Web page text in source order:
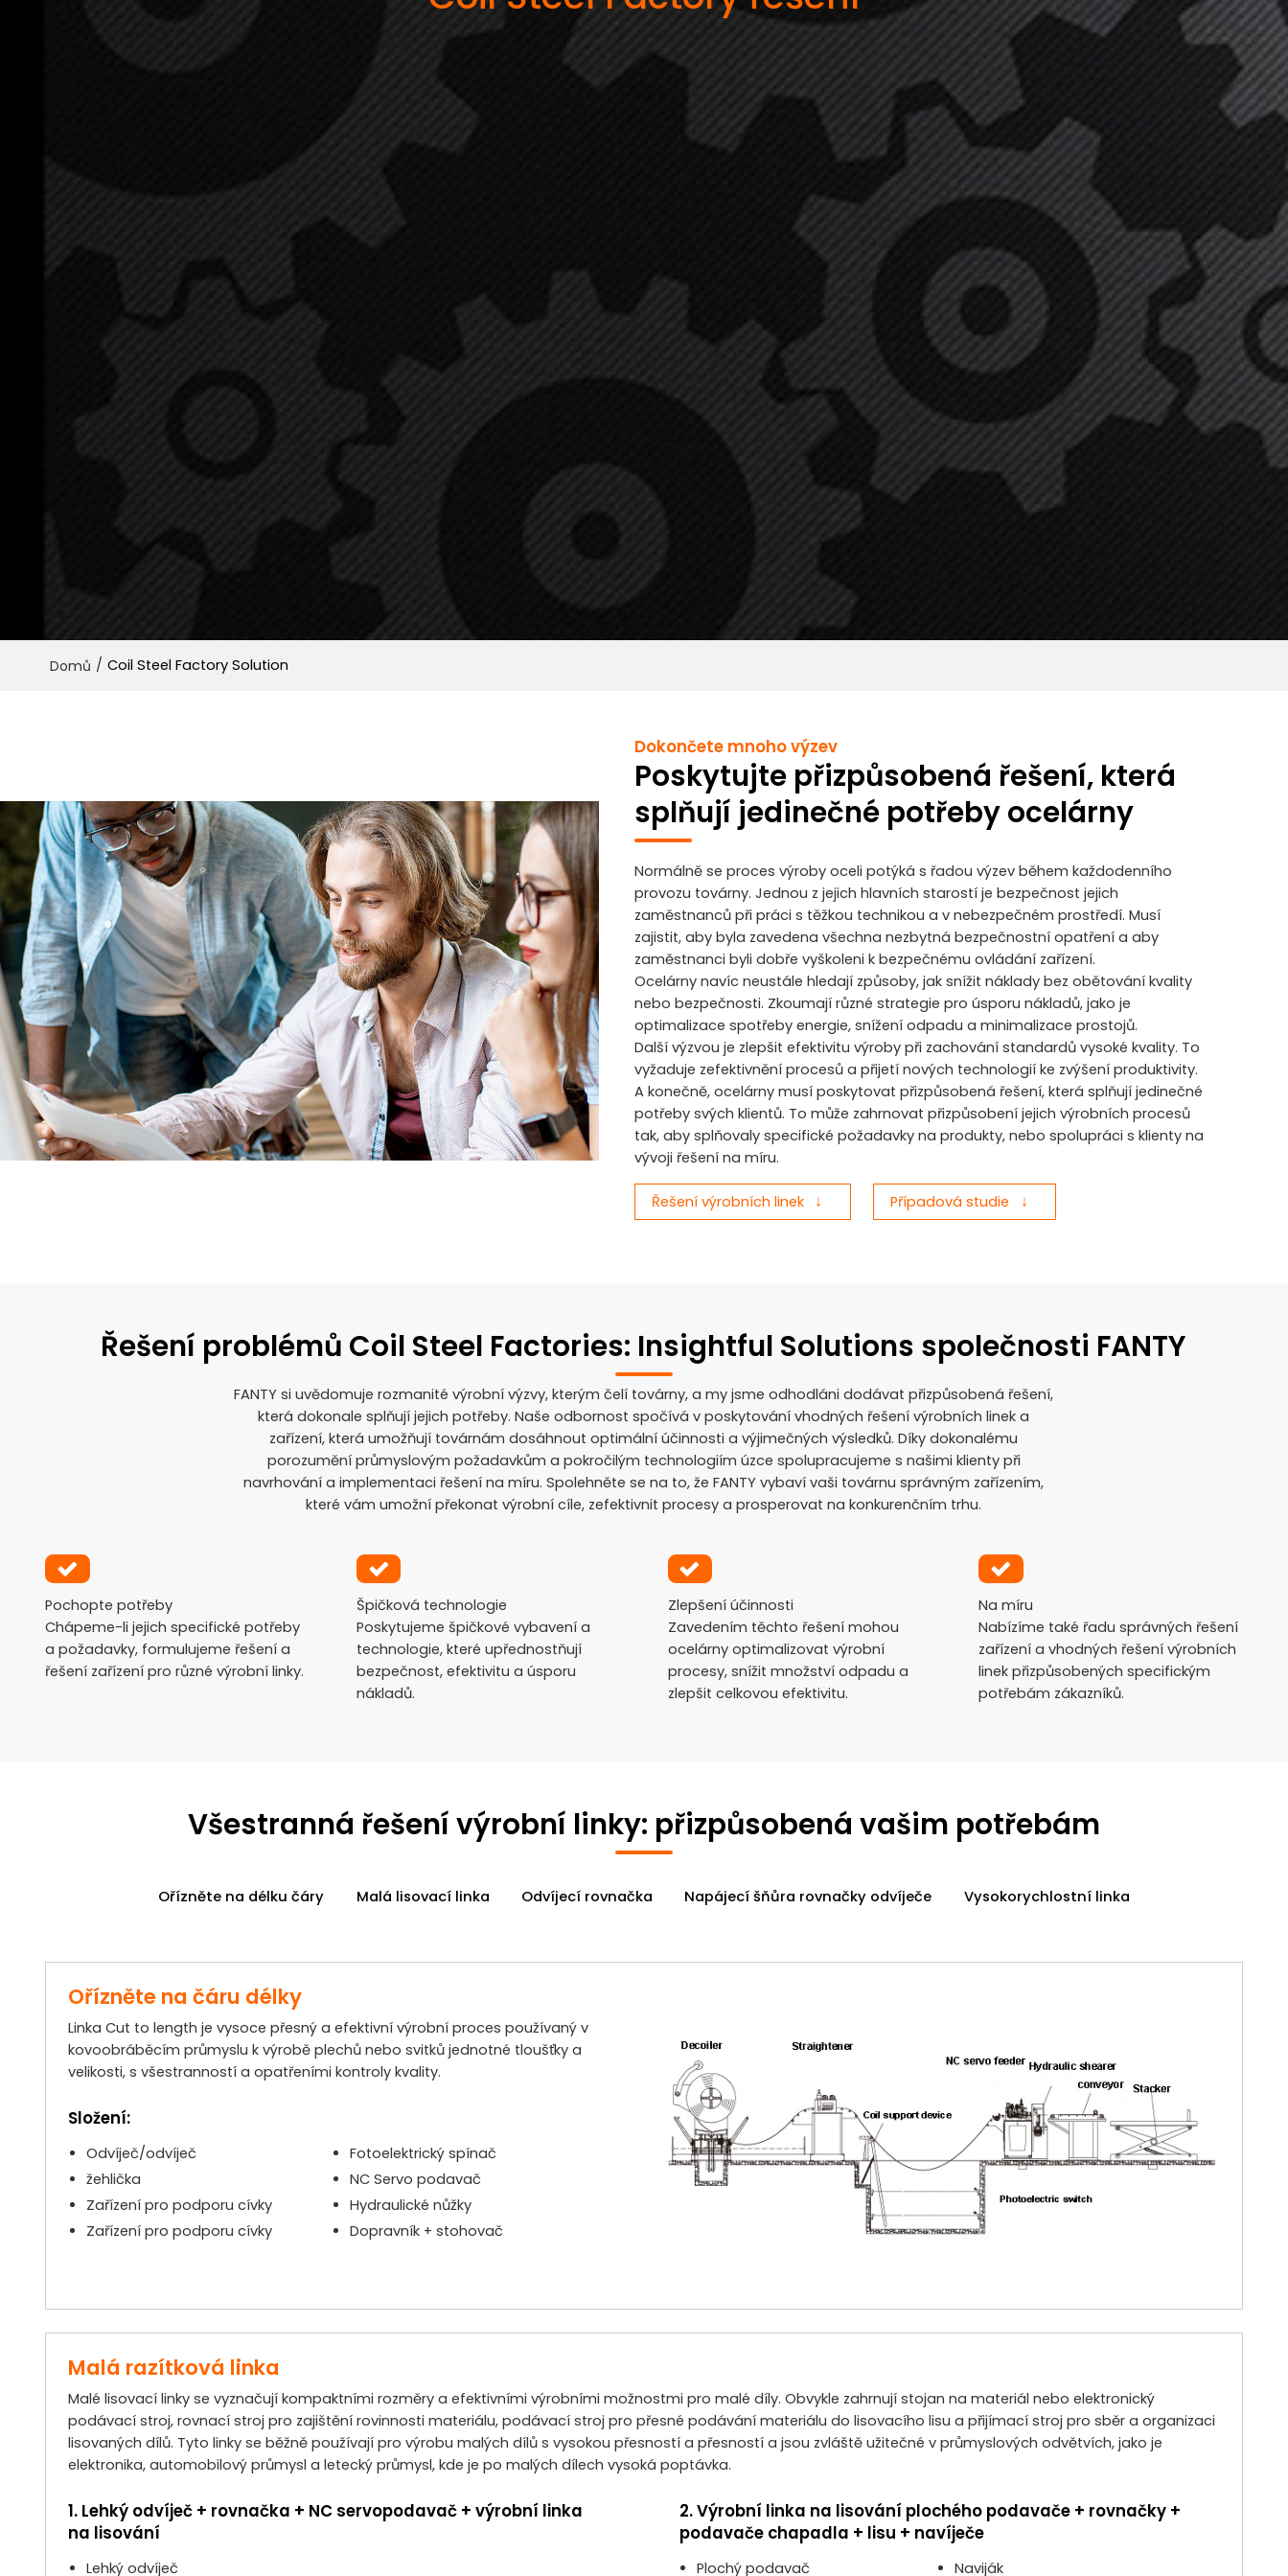
Domů / Coil Steel Factory Solution
Dokončete mnoho výzev
Poskytujte přizpůsobená řešení, která
splňují jedinečné potřeby ocelárny
Normálně se proces výroby oceli potýká s řadou výzev během každodenního
provozu továrny. Jednou z jejich hlavních starostí je bezpečnost jejich
zaměstnanců při práci s těžkou technikou a v nebezpečném prostředí. Musí
zajistit, aby byla zavedena všechna nezbytná bezpečnostní opatření a aby
zaměstnanci byli dobře vyškoleni k bezpečnému ovládání zařízení.
Ocelárny navíc neustále hledají způsoby, jak snížit náklady bez obětování kvality
nebo bezpečnosti. Zkoumají různé strategie pro úsporu nákladů, jako je
optimalizace spotřeby energie, snížení odpadu a minimalizace prostojů.
Další výzvou je zlepšit efektivitu výroby při zachování standardů vysoké kvality. To
vyžaduje zefektivnění procesů a přijetí nových technologií ke zvýšení produktivity.
A konečně, ocelárny musí poskytovat přizpůsobená řešení, která splňují jedinečné
potřeby svých klientů. To může zahrnovat přizpůsobení jejich výrobních procesů
tak, aby splňovaly specifické požadavky na produkty, nebo spolupráci s klienty na
vývoji řešení na míru.
Řešení výrobních linek Případová studie
Řešení problémů Coil Steel Factories: Insightful Solutions společnosti FANTY
FANTY si uvědomuje rozmanité výrobní výzvy, kterým čelí továrny, a my jsme odhodláni dodávat přizpůsobená řešení,
která dokonale splňují jejich potřeby. Naše odbornost spočívá v poskytování vhodných řešení výrobních linek a
zařízení, která umožňují továrnám dosáhnout optimální účinnosti a výjimečných výsledků. Díky dokonalému
porozumění průmyslovým požadavkům a pokročilým technologiím úzce spolupracujeme s našimi klienty při
navrhování a implementaci řešení na míru. Spolehněte se na to, že FANTY vybaví vaši továrnu správným zařízením,
které vám umožní překonat výrobní cíle, zefektivnit procesy a prosperovat na konkurenčním trhu.
Pochopte potřeby
Chápeme-li jejich specifické potřeby
a požadavky, formulujeme řešení a
řešení zařízení pro různé výrobní linky.
Špičková technologie
Poskytujeme špičkové vybavení a
technologie, které upřednostňují
bezpečnost, efektivitu a úsporu
nákladů.
Zlepšení účinnosti
Zavedením těchto řešení mohou
ocelárny optimalizovat výrobní
procesy, snížit množství odpadu a
zlepšit celkovou efektivitu.
Na míru
Nabízíme také řadu správných řešení
zařízení a vhodných řešení výrobních
linek přizpůsobených specifickým
potřebám zákazníků.
Všestranná řešení výrobní linky: přizpůsobená vašim potřebám
Ořízněte na délku čáry Malá lisovací linka Odvíjecí rovnačka Napájecí šňůra rovnačky odvíječe Vysokorychlostní linka
Ořízněte na čáru délky
Linka Cut to length je vysoce přesný a efektivní výrobní proces používaný v
kovoobráběcím průmyslu k výrobě plechů nebo svitků jednotné tloušťky a
velikosti, s všestranností a opatřeními kontroly kvality.
Složení:
Odvíječ/odvíječ
Fotoelektrický spínač
žehlička
NC Servo podavač
Zařízení pro podporu cívky
Hydraulické nůžky
Zařízení pro podporu cívky
Dopravník + stohovač
Malá razítková linka
Malé lisovací linky se vyznačují kompaktními rozměry a efektivními výrobními možnostmi pro malé díly. Obvykle zahrnují stojan na materiál nebo elektronický
podávací stroj, rovnací stroj pro zajištění rovinnosti materiálu, podávací stroj pro přesné podávání materiálu do lisovacího lisu a přijímací stroj pro sběr a organizaci
lisovaných dílů. Tyto linky se běžně používají pro výrobu malých dílů s vysokou přesností a přesností a jsou zvláště užitečné v průmyslových odvětvích, jako je
elektronika, automobilový průmysl a letecký průmysl, kde je po malých dílech vysoká poptávka.
1. Lehký odvíječ + rovnačka + NC servopodavač + výrobní linka
na lisování
Lehký odvíječ
2. Výrobní linka na lisování plochého podavače + rovnačky +
podavače chapadla + lisu + navíječe
Plochý podavač Naviják